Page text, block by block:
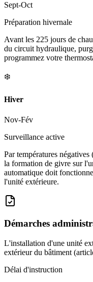
Sept-Oct
Préparation hivernale
Avant les 225 jours de
du circuit hydraulique,
programmez votre
❄️
Hiver
Nov-Fév
Surveillance active
Par températures
la formation de givre sur
automatique doit
l'unité extérieure.
Démarches
L'installation d'une unité
extérieur du bâtiment
Délai d'instruction